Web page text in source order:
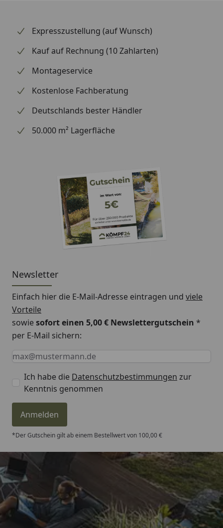
Expresszustellung (auf Wunsch)
Kauf auf Rechnung (10 Zahlarten)
Montageservice
Kostenlose Fachberatung
Deutschlands bester Händler
50.000 m² Lagerfläche
Newsletter
Einfach hier die E-Mail-Adresse eintragen und viele
Vorteile
sowiesofort einen 5,00 € Newslettergutschein *
per E-Mail sichern:
Keine Eingabe erforderlich
Eingabe erforderlich
E-Mail *
Ich habe die Datenschutzbestimmungen zur
Kenntnis genommen
Anmelden
*Der Gutschein gilt ab einem Bestellwert von 100,00 €
Trusted Shops
4,81/ 5